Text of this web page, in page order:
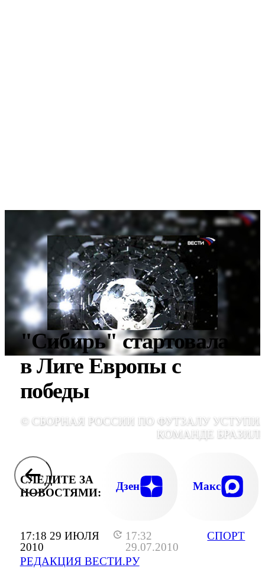
17:18 29 ИЮЛЯ
2010
17:32
29.07.2010
РЕДАКЦИЯ ВЕСТИ.РУ
СПОРТ
"Сибирь" стартовала
в Лиге Европы с
победы
© СБОРНАЯ РОССИИ ПО ФУТЗАЛУ
КОМАНДЕ
СЛЕДИТЕ ЗА
НОВОСТЯМИ:
Дзен Макс